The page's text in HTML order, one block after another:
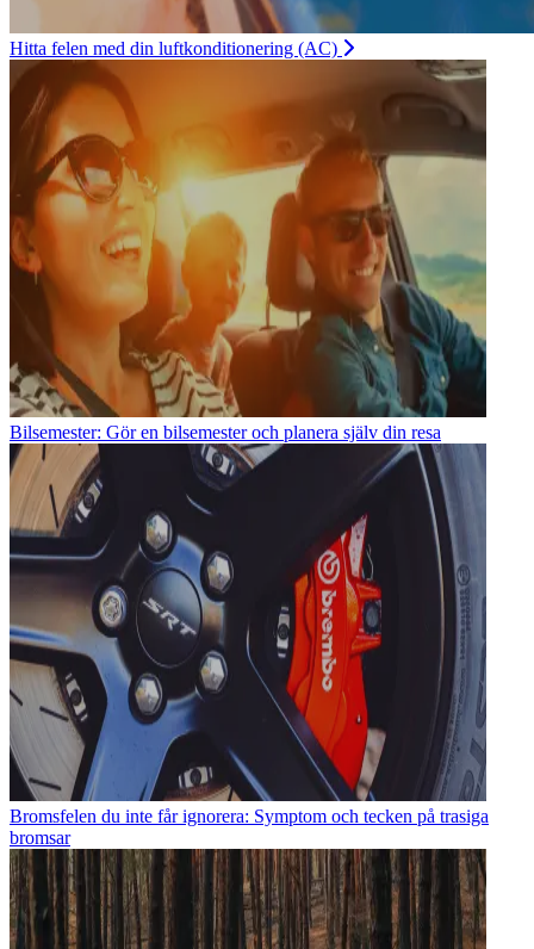
Hitta felen med din luftkonditionering (AC)
Bilsemester: Gör en bilsemester och planera själv din resa
Bromsfelen du inte får ignorera: Symptom och tecken på trasiga
bromsar